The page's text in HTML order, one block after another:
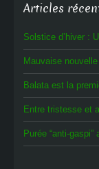
Articles
Solstice d’hiver :
Mauvaise
Balata est la
Entre tristesse et
Purée “anti-